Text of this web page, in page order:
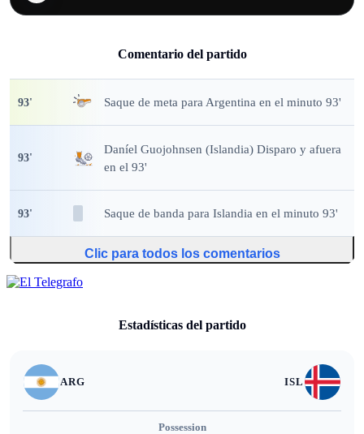
Comentario del partido
93' Saque de meta para Argentina en el minuto 93'
93'
Daníel Guojohnsen (Islandia) Disparo y afuera
en el 93'
93' Saque de banda para Islandia en el minuto 93'
Clic para todos los comentarios
Estadísticas del partido
ARG ISL
Possession